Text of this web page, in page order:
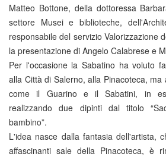
Matteo Bottone, della dottoressa
settore Musei e biblioteche,
responsabile del servizio Valorizzazione
la presentazione di Angelo Calabrese e
Per l'occasione la Sabatino ha voluto
alla Città di Salerno, alla Pinacoteca,
come il Guarino e il Sabatini, in
realizzando due dipinti dal titolo
bambino”.
L'idea nasce dalla fantasia dell'artista,
affascinanti sale della Pinacoteca, è